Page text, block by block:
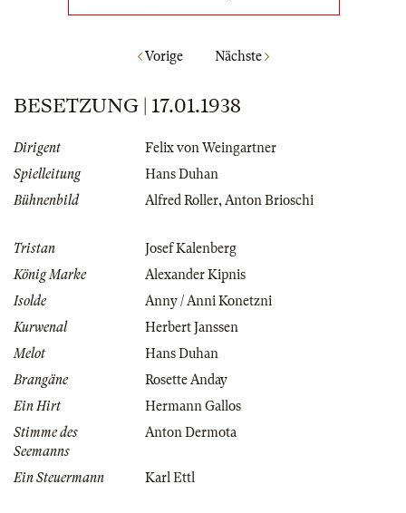
Vorige Nächste
BESETZUNG | 17.01.1938
Dirigent
Felix von Weingartner
Spielleitung
Hans Duhan
Bühnenbild
Alfred Roller,Anton Brioschi
Tristan
Josef Kalenberg
König Marke
Alexander Kipnis
Isolde
Anny / Anni Konetzni
Kurwenal
Herbert Janssen
Melot
Hans Duhan
Brangäne
Rosette Anday
Ein Hirt
Hermann Gallos
Stimme des
Seemanns
Anton Dermota
Ein Steuermann Karl Ettl